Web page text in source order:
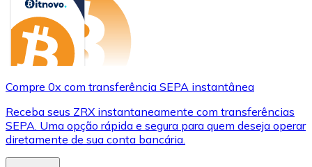
Compre 0x com transferência SEPA instantânea
Receba seus ZRX instantaneamente com transferências
SEPA. Uma opção rápida e segura para quem deseja operar
diretamente de sua conta bancária.